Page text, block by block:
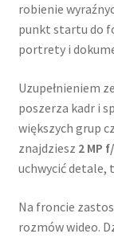
robienie
punkt startu do
portrety i
Uzupełnieniem
poszerza kadr i
większych grup
znajdziesz 2 MP
uchwycić detale,
Na froncie
rozmów wideo.